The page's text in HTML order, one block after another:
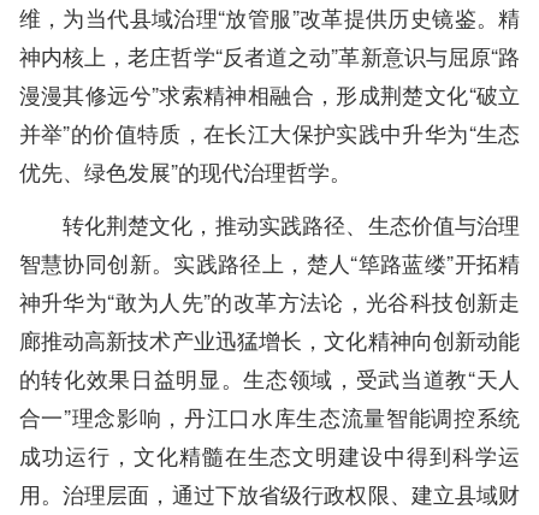
维，为当代县域治理“放管服”改革提供历史镜鉴。精
神内核上，老庄哲学“反者道之动”革新意识与屈原“路
漫漫其修远兮”求索精神相融合，形成荆楚文化“破立
并举”的价值特质，在长江大保护实践中升华为“生态
优先、绿色发展”的现代治理哲学。
转化荆楚文化，推动实践路径、生态价值与治理
智慧协同创新。实践路径上，楚人“筚路蓝缕”开拓精
神升华为“敢为人先”的改革方法论，光谷科技创新走
廊推动高新技术产业迅猛增长，文化精神向创新动能
的转化效果日益明显。生态领域，受武当道教“天人
合一”理念影响，丹江口水库生态流量智能调控系统
成功运行，文化精髓在生态文明建设中得到科学运
用。治理层面，通过下放省级行政权限、建立县域财